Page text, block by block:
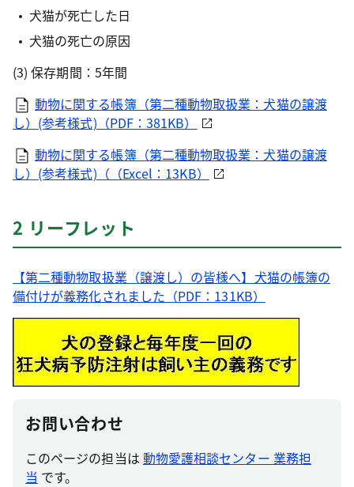
犬猫が死亡した日
犬猫の死亡の原因
(3) 保存期間：5年間
動物に関する帳簿（第二種動物取扱業：犬猫の譲渡
し）(参考様式)（PDF：381KB）
動物に関する帳簿（第二種動物取扱業：犬猫の譲渡
し）(参考様式)（（Excel：13KB）
2 リーフレット
【第二種動物取扱業（譲渡し）の皆様へ】犬猫の帳簿の
備付けが義務化されました（PDF：131KB）
お問い合わせ
このページの担当は 動物愛護相談センター 業務担
当 です。